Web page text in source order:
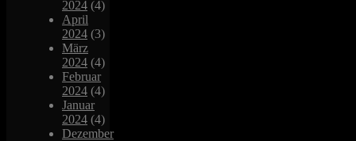
2024 (4)
April
2024 (3)
März
2024 (4)
Februar
2024 (4)
Januar
2024 (4)
Dezember